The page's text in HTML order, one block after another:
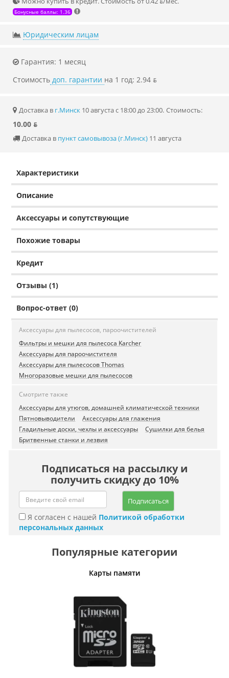
Бонусные баллы: 1.36
Юридическим лицам
Гарантия: 1 месяц
Стоимость доп. гарантии на 1 год: 2.94 ƃ
Доставка в г.Минск 10 августа с 18:00 до 23:00. Стоимость:
10.00 ƃ
Доставка в пункт самовывоза (г.Минск) 11 августа
Характеристики
Описание
Аксессуары и сопутствующие
Похожие товары
Кредит
Отзывы (1)
Вопрос-ответ (0)
Аксессуары для пылесосов, пароочистителей
Фильтры и мешки для пылесоса Karcher
Аксессуары для пароочистителя
Аксессуары для пылесосов Thomas
Многоразовые мешки для пылесосов
Смотрите также
Аксессуары для утюгов, домашней климатической техники
Пятновыводители
Аксессуары для глажения
Гладильные доски, чехлы и аксессуары
Сушилки для белья
Бритвенные станки и лезвия
Подписаться на рассылку и
получить скидку до 10%
Подписаться
Я согласен с нашей Политикой обработки
персональных данных
Популярные категории
Карты памяти